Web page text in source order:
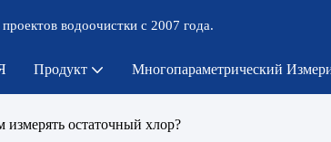
водоочистки с 2007 года.
Продукт Многопараметрический
измерять остаточный хлор?